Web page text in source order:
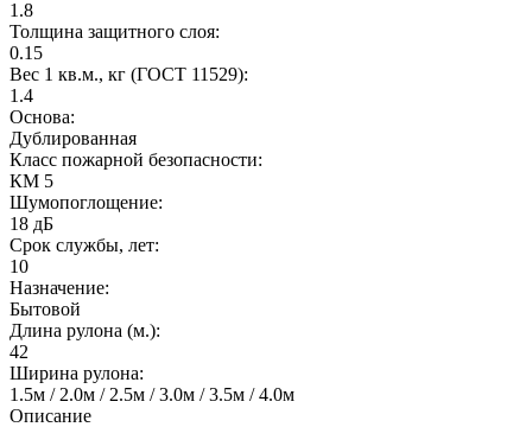
1.8
Толщина защитного слоя:
0.15
Вес 1 кв.м., кг (ГОСТ 11529):
1.4
Основа:
Дублированная
Класс пожарной безопасности:
КМ 5
Шумопоглощение:
18 дБ
Срок службы, лет:
10
Назначение:
Бытовой
Длина рулона (м.):
42
Ширина рулона:
1.5м / 2.0м / 2.5м / 3.0м / 3.5м / 4.0м
Описание